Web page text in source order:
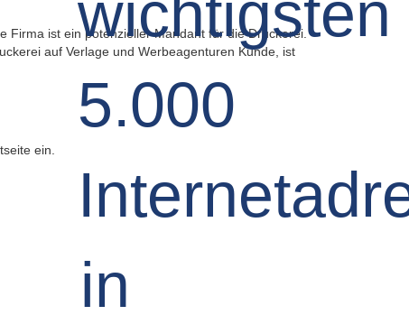
ist ein potenzieller Mandant für die Druckerei.
auf Verlage und Werbeagenturen Kunde, ist
ein.